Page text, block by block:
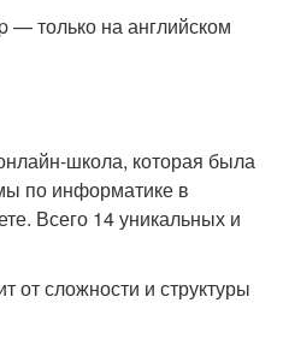
только на английском
школа, которая была
по информатике в
Всего 14 уникальных и
от сложности и структуры